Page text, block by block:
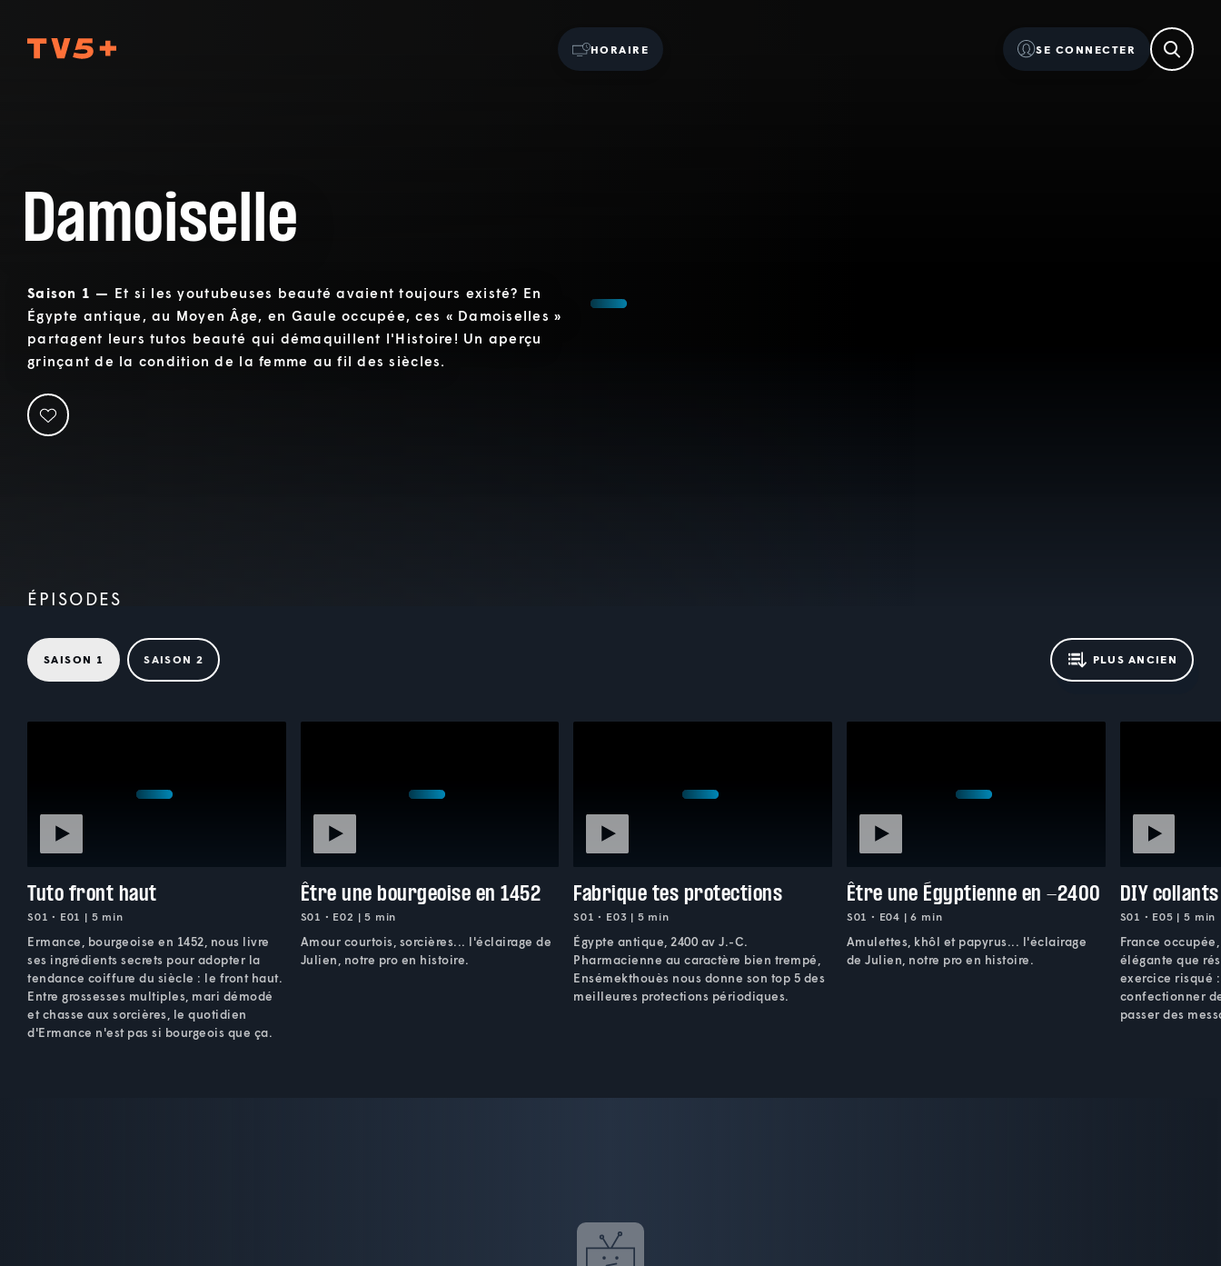
HORAIRE SE CONNECTER
Damoiselle
Saison 1 — Et si les youtubeuses beauté avaient toujours existé? En
Égypte antique, au Moyen Âge, en Gaule occupée, ces « Damoiselles »
partagent leurs tutos beauté qui démaquillent l'Histoire! Un aperçu
grinçant de la condition de la femme au fil des siècles.
ÉPISODES
SAISON 1 SAISON 2 PLUS ANCIEN
Tuto front haut
S01 • E01 | 5 min
Ermance, bourgeoise en 1452, nous livre
ses ingrédients secrets pour adopter la
tendance coiffure du siècle : le front haut.
Entre grossesses multiples, mari démodé
et chasse aux sorcières, le quotidien
d'Ermance n'est pas si bourgeois que ça.
Être une bourgeoise en 1452
S01 • E02 | 5 min
Amour courtois, sorcières... l'éclairage de
Julien, notre pro en histoire.
Fabrique tes protections
S01 • E03 | 5 min
Égypte antique, 2400 av J.-C.
Pharmacienne au caractère bien trempé,
Ensémekthouès nous donne son top 5 des
meilleures protections périodiques.
Être une Égyptienne en -2400
S01 • E04 | 6 min
Amulettes, khôl et papyrus... l'éclairage
de Julien, notre pro en histoire.
DIY
S01 • E05 | 5 min
France
élégante que
exercice risqué
confectionner
passer des